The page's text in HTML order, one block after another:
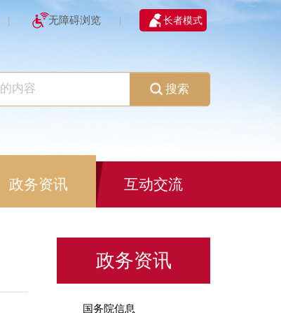
| 无障碍浏览 | 长者模式
搜索
政务资讯 互动交流
政务资讯
国务院信息